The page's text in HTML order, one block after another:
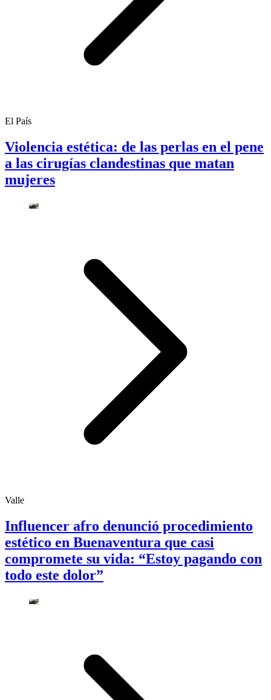
El País
Violencia estética: de las perlas en el pene
a las cirugías clandestinas que matan
mujeres
Valle
Influencer afro denunció procedimiento
estético en Buenaventura que casi
compromete su vida: “Estoy pagando con
todo este dolor”